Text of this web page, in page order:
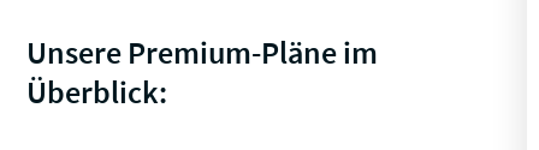
Unsere Premium-Pläne im
Überblick: